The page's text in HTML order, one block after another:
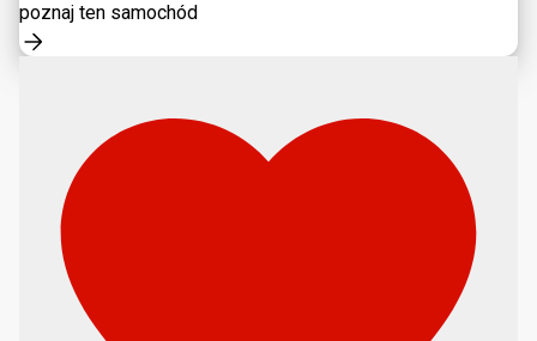
poznaj ten samochód